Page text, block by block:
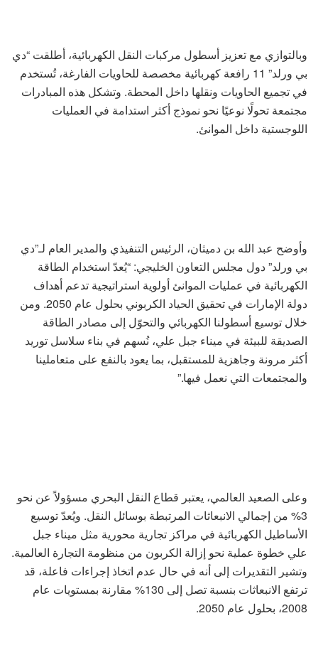
وبالتوازي مع تعزيز أسطول مركبات النقل الكهربائية، أطلقت “دي
بي ورلد” 11 رافعة كهربائية مخصصة للحاويات الفارغة، تُستخدم
في تجميع الحاويات ونقلها داخل المحطة. وتشكل هذه المبادرات
مجتمعة تحولًا نوعيًا نحو نموذج أكثر استدامة في العمليات
اللوجستية داخل الموانئ.
وأوضح عبد الله بن دميثان، الرئيس التنفيذي والمدير العام لـ”دي
بي ورلد” دول مجلس التعاون الخليجي: “يُعدّ استخدام الطاقة
الكهربائية في عمليات الموانئ أولوية استراتيجية تدعم أهداف
دولة الإمارات في تحقيق الحياد الكربوني بحلول عام 2050. ومن
خلال توسيع أسطولنا الكهربائي والتحوّل إلى مصادر الطاقة
الصديقة للبيئة في ميناء جبل علي، نُسهم في بناء سلاسل توريد
أكثر مرونة وجاهزية للمستقبل، بما يعود بالنفع على متعاملينا
والمجتمعات التي نعمل فيها.”
وعلى الصعيد العالمي، يعتبر قطاع النقل البحري مسؤولاً عن نحو
3% من إجمالي الانبعاثات المرتبطة بوسائل النقل. ويُعدّ توسيع
الأساطيل الكهربائية في مراكز تجارية محورية مثل ميناء جبل
علي خطوة عملية نحو إزالة الكربون من منظومة التجارة العالمية.
وتشير التقديرات إلى أنه في حال عدم اتخاذ إجراءات فاعلة، قد
ترتفع الانبعاثات بنسبة تصل إلى 130% مقارنة بمستويات عام
2008، بحلول عام 2050.